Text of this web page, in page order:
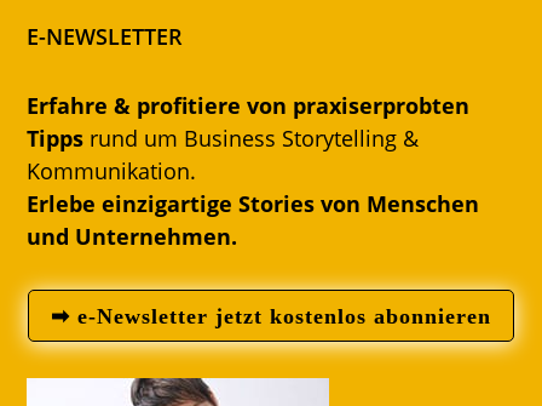
E-NEWSLETTER
Erfahre & profitiere von praxiserprobten
Tipps rund um Business Storytelling &
Kommunikation.
Erlebe einzigartige Stories von Menschen
und Unternehmen.
➡ e-Newsletter jetzt kostenlos abonnieren